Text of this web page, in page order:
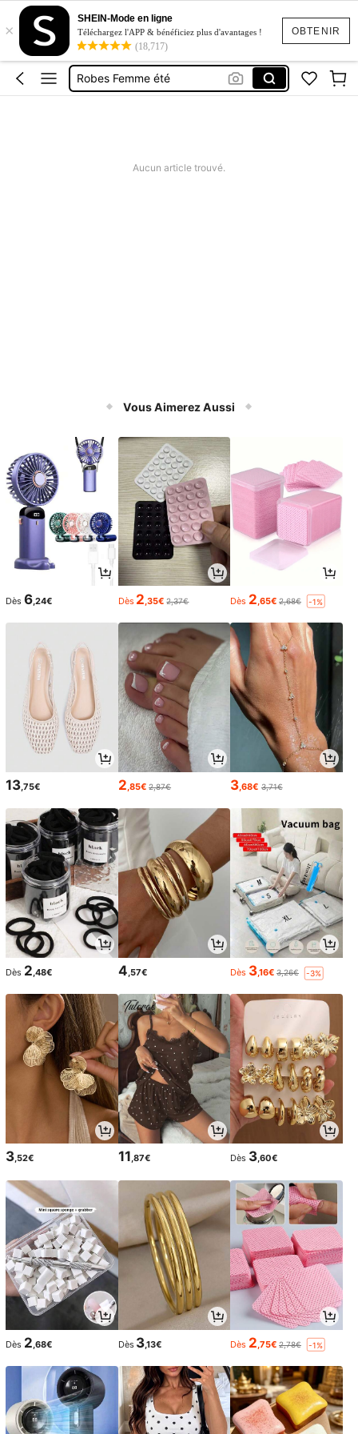
OBTENIR
×
SHEIN-Mode en ligne
Téléchargez l'APP & bénéficiez plus d'avantages !
(18,717)
Maillot De Bain Femme
Squishy
Maillot De Bain 2 Pieces
Robes Femme été
Aucun article trouvé.
Vous Aimerez Aussi
Dès 6,24€ Dès 2 ,35€ 2,37€ Dès 2 ,65€ 2,68€ -1%
13,75€ 2,85€ 2,87€ 3,68€ 3,71€
Dès 2,48€ 4,57€ Dès 3,16€ 3,26€ -3%
3,52€ 11,87€ Dès 3,60€
Dès 2 ,68€ Dès 3,13€ Dès 2 ,75€ 2,78€ -1%